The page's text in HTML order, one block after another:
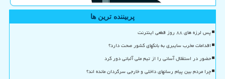
پربیننده ترین ها
پس لرزه های ۸۸ روز قطعی اینترنت
اقدامات مخرب سایبری به بانکهای کشور صحت دارد؟
حضور در استقلال آسانی را از تیم ملی آلبانی دور کرد
چرا مردم بین پیام رسانهای داخلی و خارجی سرگردان مانده اند؟